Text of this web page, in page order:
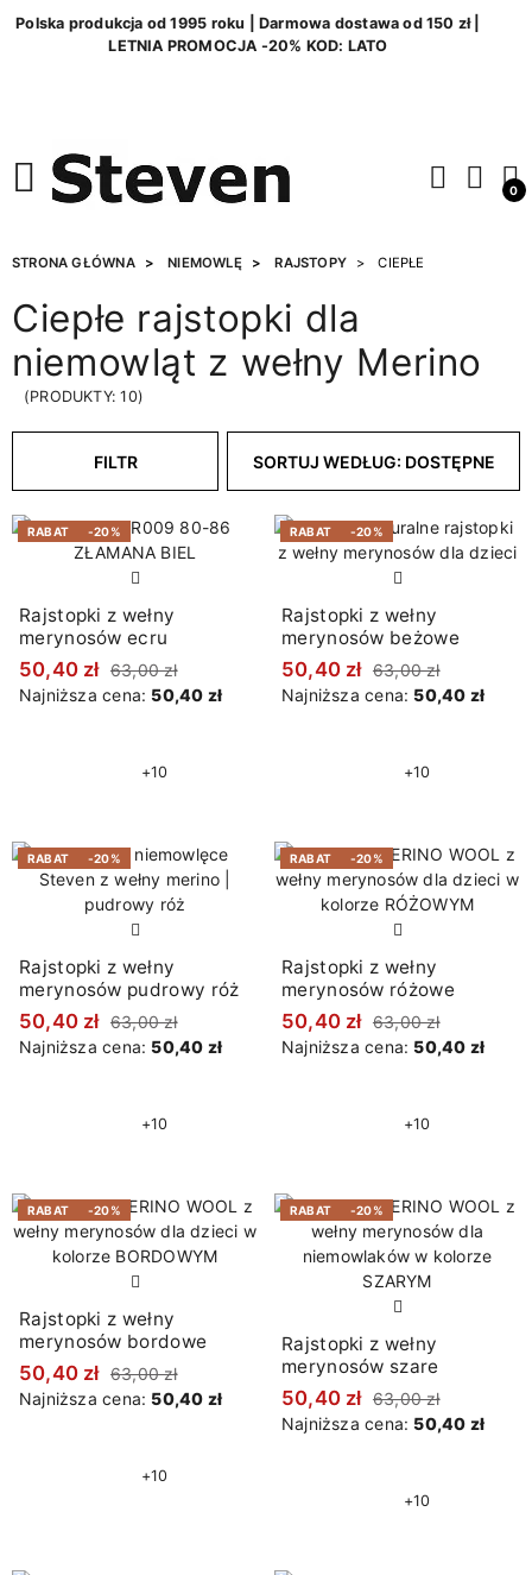
Polska produkcja od 1995 roku | Darmowa dostawa od 150 zł |
LETNIA PROMOCJA -20% KOD: LATO
0
STRONA GŁÓWNA NIEMOWLĘ RAJSTOPY CIEPŁE
Ciepłe rajstopki dla
niemowląt z wełny Merino
(PRODUKTY: 10)
FILTR SORTUJ WEDŁUG: DOSTĘPNE
RABAT -20%
Rajstopki z wełny
merynosów ecru
50,40 zł 63,00 zł
Najniższa cena: 50,40 zł
+10
RABAT -20%
Rajstopki z wełny
merynosów beżowe
50,40 zł 63,00 zł
Najniższa cena: 50,40 zł
+10
RABAT -20%
Rajstopki z wełny
merynosów pudrowy róż
50,40 zł 63,00 zł
Najniższa cena: 50,40 zł
+10
RABAT -20%
Rajstopki z wełny
merynosów różowe
50,40 zł 63,00 zł
Najniższa cena: 50,40 zł
+10
RABAT -20%
Rajstopki z wełny
merynosów bordowe
50,40 zł 63,00 zł
Najniższa cena: 50,40 zł
+10
RABAT -20%
Rajstopki z wełny
merynosów szare
50,40 zł 63,00 zł
Najniższa cena: 50,40 zł
+10